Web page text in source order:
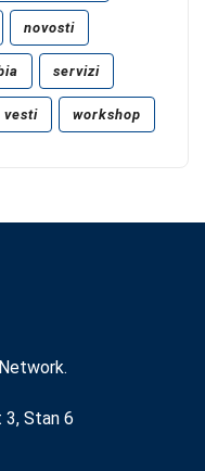
novosti
servizi
vesti workshop
3, Stan 6